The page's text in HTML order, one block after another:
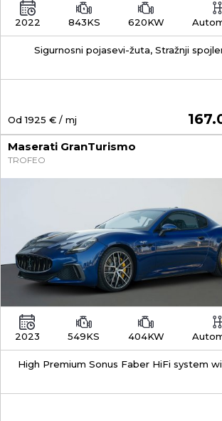
2022 843KS 620KW
Sigurnosni pojasevi-žuta, Stražnji
Od1925 € / mj
Maserati GranTurismo
TROFEO
2023 549KS 404KW
High Premium Sonus Faber HiFi system